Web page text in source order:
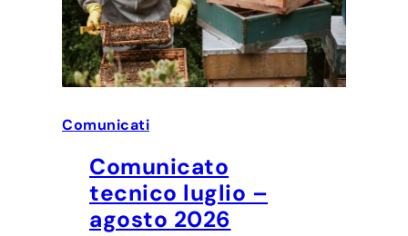
Comunicati
Comunicato
tecnico luglio –
agosto 2026